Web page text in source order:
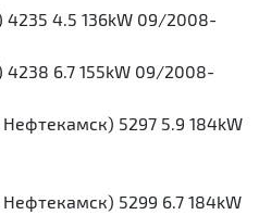
4235 4.5 136kW 09/2008-
4238 6.7 155kW 09/2008-
5297 5.9 184kW
5299 6.7 184kW